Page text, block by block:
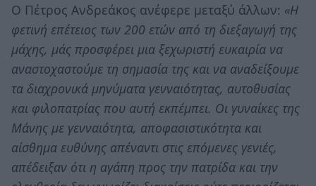
Ο Πέτρος Ανδρεάκος ανέφερε μεταξύ άλλων: «Η
φετινή επέτειος των 200 ετών από τη διεξαγωγή της
μάχης, μάς προσφέρει μια ξεχωριστή ευκαιρία να
αναστοχαστούμε τη σημασία της και να αναδείξουμε
τα διαχρονικά μηνύματα γενναιότητας, αυτοθυσίας
και φιλοπατρίας που αυτή εκπέμπει. Οι γυναίκες της
Μάνης με γενναιότητα, αποφασιστικότητα και
αίσθημα ευθύνης απέναντι στις επόμενες γενιές,
απέδειξαν ότι η αγάπη προς την πατρίδα και την